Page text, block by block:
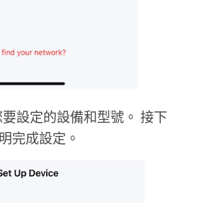
設定的設備和型號。 接下
完成設定。